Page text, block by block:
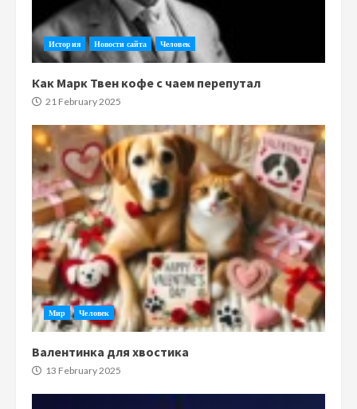
История Новости сайта Человек
Как Марк Твен кофе с чаем перепутал
21 February 2025
Мир Человек
Валентинка для хвостика
13 February 2025